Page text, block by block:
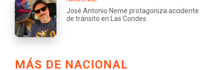
José Antonio Neme protagoniza accidente
de tránsito en Las Condes
MÁS DE NACIONAL